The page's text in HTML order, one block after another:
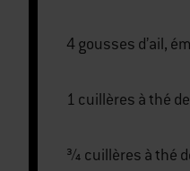
4 gousses d’ail,
1
¾